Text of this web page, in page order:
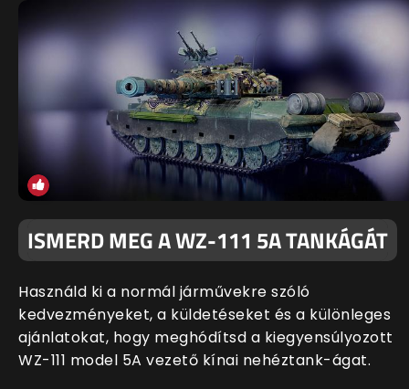
ISMERD MEG A WZ-111 5A TANKÁGÁT
Használd ki a normál járművekre szóló
kedvezményeket, a küldetéseket és a különleges
ajánlatokat, hogy meghódítsd a kiegyensúlyozott
WZ-111 model 5A vezető kínai nehéztank-ágat.